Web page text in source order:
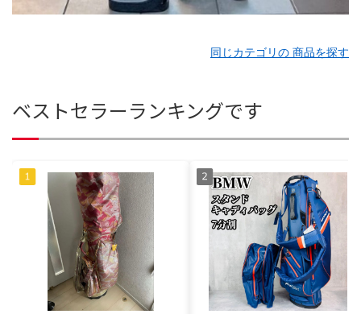
同じカテゴリの 商品を探す
ベストセラーランキングです